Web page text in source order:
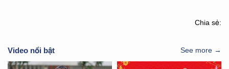
Chia sẻ:
Video nổi bật See more →